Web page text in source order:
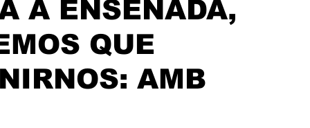
Tijuana, Baja California Ciencia & Tech Tecate, Baja
A ENSENADA,
QUE
AMB